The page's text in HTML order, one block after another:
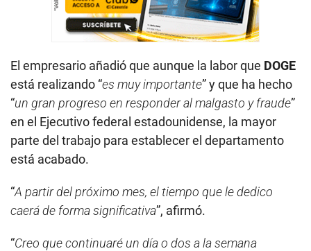
El empresario añadió que aunque la labor que DOGE
está realizando “es muy importante” y que ha hecho
“un gran progreso en responder al malgasto y fraude”
en el Ejecutivo federal estadounidense, la mayor
parte del trabajo para establecer el departamento
está acabado.
“A partir del próximo mes, el tiempo que le dedico
caerá de forma significativa”, afirmó.
“Creo que continuaré un día o dos a la semana